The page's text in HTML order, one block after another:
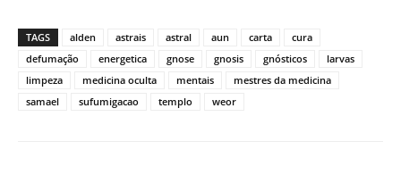
TAGS alden astrais astral aun carta
cura
defumação
energetica gnose gnosis gnósticos
larvas
limpeza
medicina oculta mentais
mestres da medicina
samael
sufumigacao templo weor